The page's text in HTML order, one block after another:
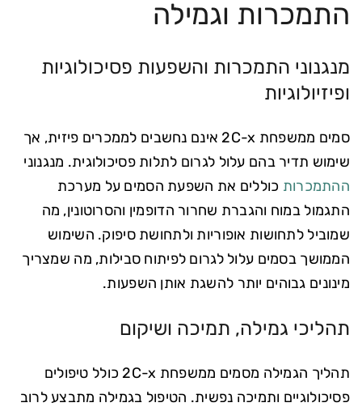
התמכרות וגמילה
מנגנוני התמכרות והשפעות פסיכולוגיות
ופיזיולוגיות
סמים ממשפחת 2C-x אינם נחשבים לממכרים פיזית, אך
שימוש תדיר בהם עלול לגרום לתלות פסיכולוגית. מנגנוני
ההתמכרות כוללים את השפעת הסמים על מערכת
התגמול במוח והגברת שחרור הדופמין והסרוטונין, מה
שמוביל לתחושות אופוריות ולתחושת סיפוק. השימוש
הממושך בסמים עלול לגרום לפיתוח סבילות, מה שמצריך
מינונים גבוהים יותר להשגת אותן השפעות.
תהליכי גמילה, תמיכה ושיקום
תהליך הגמילה מסמים ממשפחת 2C-x כולל טיפולים
פסיכולוגיים ותמיכה נפשית. הטיפול בגמילה מתבצע לרוב